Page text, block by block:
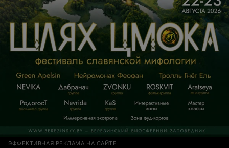
ЭФФЕКТИВНАЯ РЕКЛАМА НА САЙТЕ